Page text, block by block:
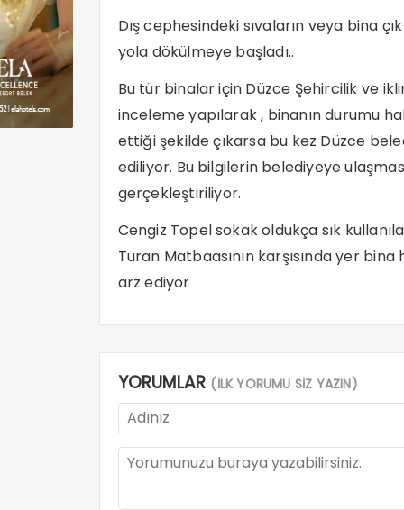
Dış cephesindeki sıvaların veya bina
yola dökülmeye başladı..
Bu tür binalar için Düzce Şehircilik ve
inceleme yapılarak , binanın durumu
ettiği şekilde çıkarsa bu kez Düzce
ediliyor. Bu bilgilerin belediyeye
gerçekleştiriliyor.
Cengiz Topel sokak oldukça sık
Turan Matbaasının karşısında yer
arz ediyor
YORUMLAR (İLK YORUMU SİZ YAZIN)